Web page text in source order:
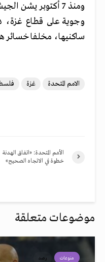
ومنذ 7 أكتوبر يشن
وجوية على قطاع غزة،
ساكنيها، مخلفا خسائر
الامم المتحدة غزة
الأمم المتحدة: «اتفاق الهدنة
خطوة في الاتجاه الصحيح»
موضوعات متعلقة
منوعات رصد